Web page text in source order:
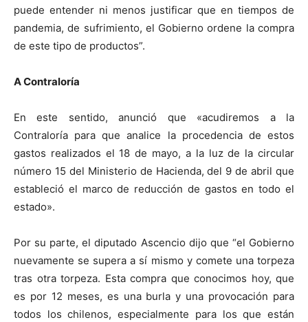
puede entender ni menos justificar que en tiempos de
pandemia, de sufrimiento, el Gobierno ordene la compra
de este tipo de productos”.
A Contraloría
En este sentido, anunció que «acudiremos a la
Contraloría para que analice la procedencia de estos
gastos realizados el 18 de mayo, a la luz de la circular
número 15 del Ministerio de Hacienda, del 9 de abril que
estableció el marco de reducción de gastos en todo el
estado».
Por su parte, el diputado Ascencio dijo que “el Gobierno
nuevamente se supera a sí mismo y comete una torpeza
tras otra torpeza. Esta compra que conocimos hoy, que
es por 12 meses, es una burla y una provocación para
todos los chilenos, especialmente para los que están